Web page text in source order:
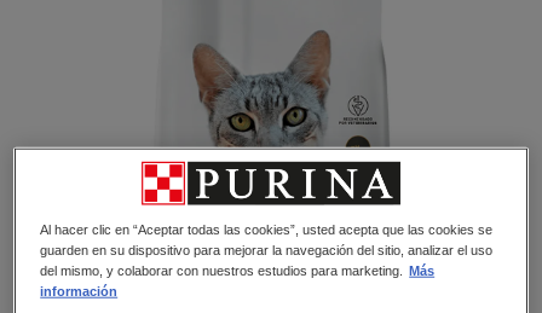
Al hacer clic en “Aceptar todas las cookies”, usted acepta que las cookies se
guarden en su dispositivo para mejorar la navegación del sitio, analizar el uso
del mismo, y colaborar con nuestros estudios para marketing.
Más
información